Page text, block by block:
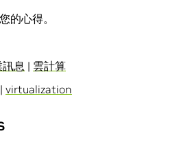
的心得。
息 | 雲計算
| virtualization